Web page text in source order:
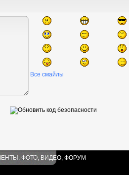
Все смайлы
ФОТО, ВИДЕО, ФОРУМ